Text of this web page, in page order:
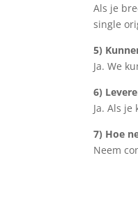
Als je
single
5)
Ja. We
6)
Ja. Als
7) Hoe
Neem